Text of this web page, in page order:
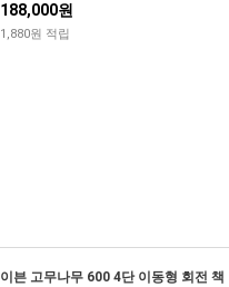
188,000원
1,880원 적립
이븐 고무나무 600 4단 이동형 회전 책